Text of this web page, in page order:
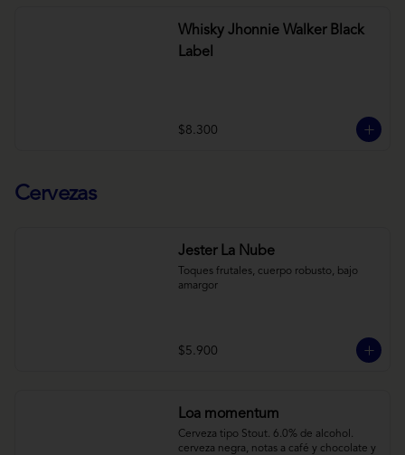
Whisky Jhonnie Walker Black
Label
$8.300
Cervezas
Jester La Nube
Toques frutales, cuerpo robusto, bajo
amargor
$5.900
Loa momentum
Cerveza tipo Stout. 6.0% de alcohol.
cerveza negra, notas a café y chocolate y